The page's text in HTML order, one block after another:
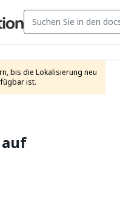
bis die Lokalisierung neu
ist.